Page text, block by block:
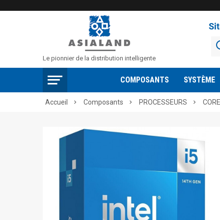
Le pionnier de la distribution intelligente
COMPOSANTS SYSTÈME
Accueil  Composants  PROCESSEURS 